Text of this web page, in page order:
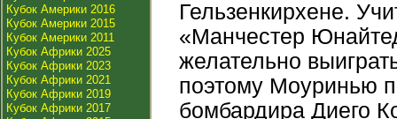
Кубок Америки 2016
Кубок Америки 2015
Кубок Америки 2011
Кубок Африки 2025
Кубок Африки 2023
Кубок Африки 2021
Кубок Африки 2019
Кубок Африки 2017
Гельзенкирхене.
«Манчестер
желательно
поэтому Моуринью
бомбардира Диего